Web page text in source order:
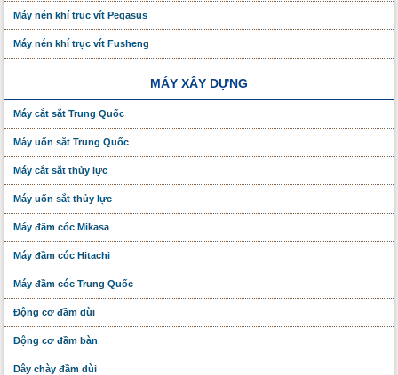
Máy nén khí trục vít Pegasus
Máy nén khí trục vít Fusheng
MÁY XÂY DỰNG
Máy cắt sắt Trung Quốc
Máy uốn sắt Trung Quốc
Máy cắt sắt thủy lực
Máy uốn sắt thủy lực
Máy đầm cóc Mikasa
Máy đầm cóc Hitachi
Máy đầm cóc Trung Quốc
Động cơ đầm dùi
Động cơ đầm bàn
Dây chày đầm dùi